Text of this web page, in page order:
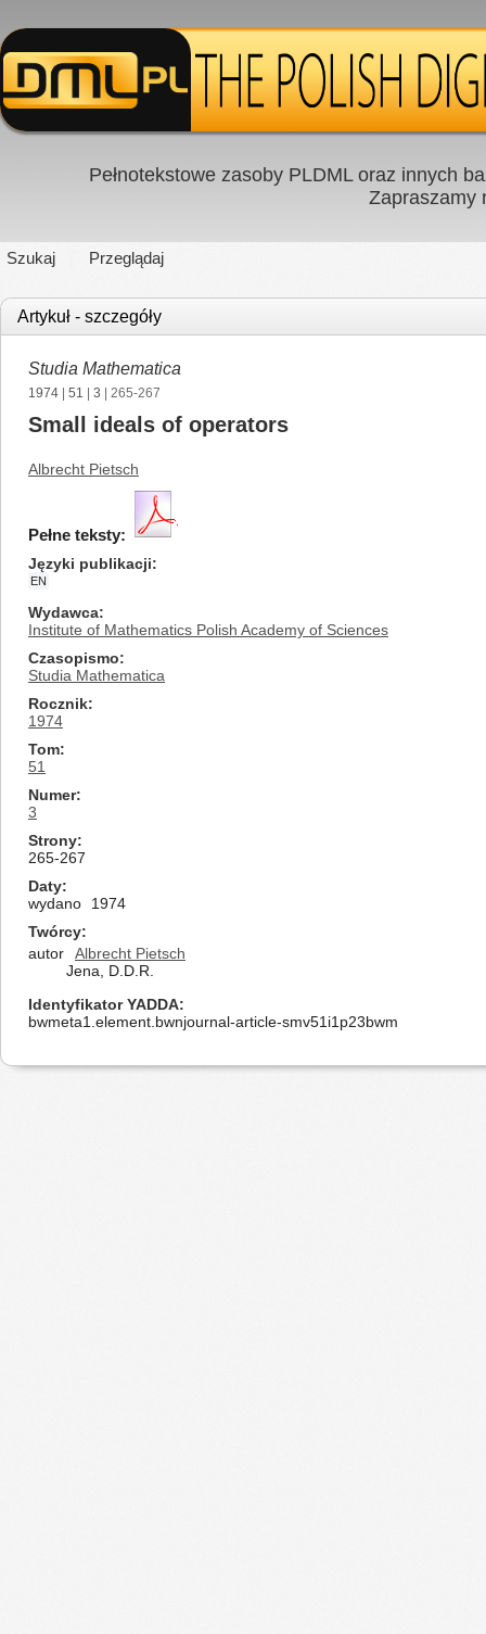
Pełnotekstowe zasoby PLDML oraz innych
Zapraszamy
Szukaj Przeglądaj
Artykuł - szczegóły
Studia Mathematica
1974 51 3 | 265-267
Small ideals of operators
Albrecht Pietsch
Pełne teksty:
Języki publikacji
EN
Wydawca
Institute of Mathematics Polish Academy of Sciences
Czasopismo
Studia Mathematica
Rocznik
1974
Tom
51
Numer
3
Strony
265-267
Daty
wydano
1974
Twórcy
autor
Albrecht Pietsch
Jena, D.D.R.
Identyfikator YADDA
bwmeta1.element.bwnjournal-article-smv51i1p23bwm